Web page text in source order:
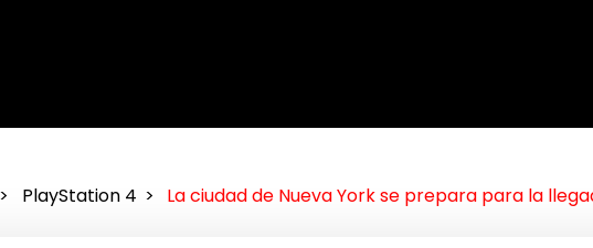
PlayStation 4 La ciudad de Nueva York se prepara para la